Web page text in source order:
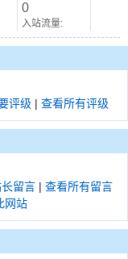
0
入站流量:
评级 | 查看所有评级
留言 | 查看所有留言
网站